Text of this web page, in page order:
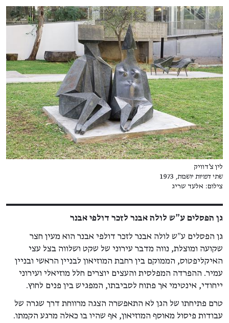
לין צ'דוויק
שתי דמויות יושבות,
צילום: אלעד שריג
גן הפסלים ע”ש לולה אבנר לזכר דולפי אבנר
גן הפסלים ע״ש לולה אבנר לזכר דולפי אבנר הוא מעין חצר
שקועה ומוצלת, נווה מדבר עירוני של שקט ושלווה בצל עצי
האיקליפטוס, הממוקם בין רחבת המוזיאון לבניין הראשי ובניין
עמיר. ההפרדה המפלסית והעצים יוצרים חלל מוזיאלי ועירוני
ייחודי, אינטימי אך פתוח לסביבתו, המפגיש בין פנים לחוץ.
טרם פתיחתו של הגן לא התאפשרה הצגה מרווחת דרך שגרה של
עבודות פיסול מאוסף המוזיאון, אף שהיו בו כאלה מרגע הקמתו.